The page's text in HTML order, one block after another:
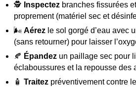
🕵️ Inspectez branches fissurées
proprement (matériel sec et
🌬️ Aérez le sol gorgé d’eau avec
(sans retourner) pour laisser
🍂 Épandez un paillage sec pour
éclaboussures et la repousse des
🧴 Traitez préventivement contre